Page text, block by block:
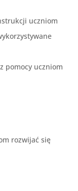
uczniom
pomocy uczniom
rozwijać się